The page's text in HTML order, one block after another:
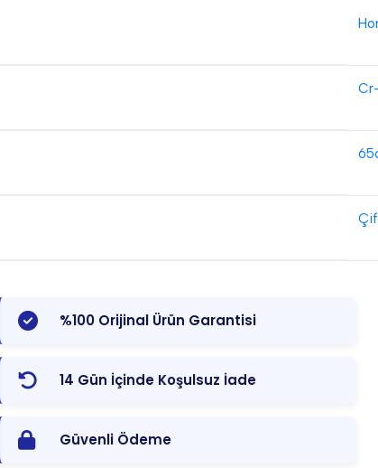
%100 Orijinal Ürün Garantisi
14 Gün İçinde Koşulsuz İade
Güvenli Ödeme